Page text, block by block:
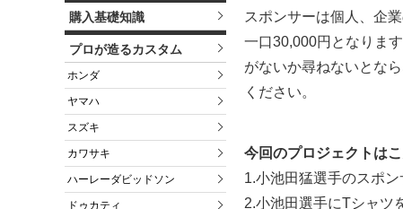
購入基礎知識
プロが造るカスタム
ホンダ
ヤマハ
スズキ
カワサキ
ハーレーダビッドソン
ドゥカティ
スポンサーは個人、企
一口30,000円となりま
がないか尋ねないとな
ください。
今回のプロジェクトは
1.小池田猛選手のスポン
2.小池田選手にTシャツ